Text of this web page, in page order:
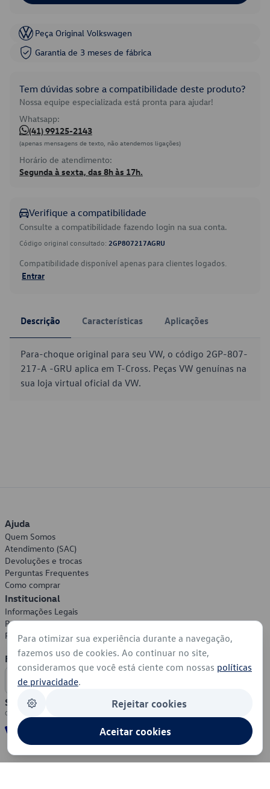
Peça Original Volkswagen
Garantia de 3 meses de fábrica
Tem dúvidas sobre a compatibilidade deste produto?
Nossa equipe especializada está pronta para ajudar!
Whatsapp:
(41) 99125-2143
(apenas mensagens de texto, não atendemos ligações)
Horário de atendimento:
Segunda à sexta, das 8h às 17h.
Verifique a compatibilidade
Consulte a compatibilidade fazendo login na sua conta.
Código original consultado: 2GP807217AGRU
Compatibilidade disponível apenas para clientes logados.
Entrar
Descrição Características Aplicações
Para-choque original para seu VW, o código 2GP-807-
217-A -GRU aplica em T-Cross. Peças VW genuínas na
sua loja virtual oficial da VW.
Ajuda
Quem Somos
Atendimento (SAC)
Devoluções e trocas
Perguntas Frequentes
Como comprar
Institucional
Informações Legais
Política de Privacidade
Política de Cookies
Formas de Pagamento
Segurança
Para otimizar sua experiência durante a navegação,
fazemos uso de cookies. Ao continuar no site,
consideramos que você está ciente com nossas políticas
de privacidade.
Rejeitar cookies
Aceitar cookies